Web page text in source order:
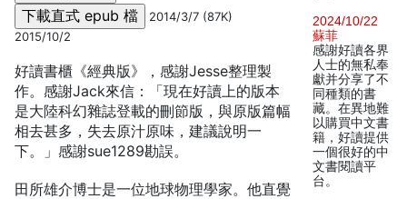
2014/3/7 (87K)
2015/10/2
好讀書櫃《經典版》，感謝Jesse整理製
作。感謝Jack來信：「現在好讀上的版本
是大陸科幻雜誌登載的刪節版，與原版篇幅
相去甚多，失去原汁原味，建議說明一
下。」感謝sue1289勘誤。
田所雄介博士是一位地球物理學家。他直覺
2024/10/22
蘇菲
感謝好讀各界
人士的無私奉
獻并分享了不
同種類的書
藏。在異地難
以購買中文書
籍，好讀提供
一個很好的中
文書閱讀平
台。